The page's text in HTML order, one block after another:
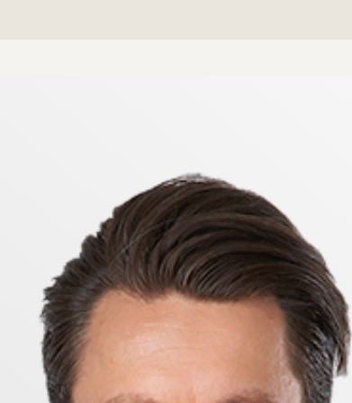
alldeles intill huset.
vilket betingar ett enormt stort dolt